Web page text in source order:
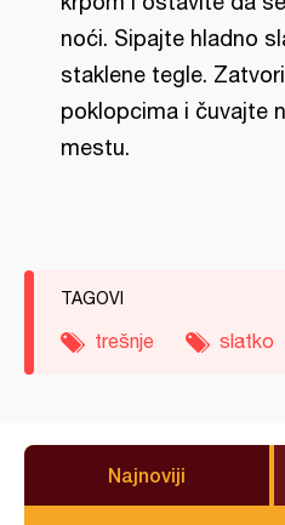
noći. Sipajte hladno
staklene tegle.
poklopcima i čuvajte
mestu.
TAGOVI
trešnje slatko
Najnoviji